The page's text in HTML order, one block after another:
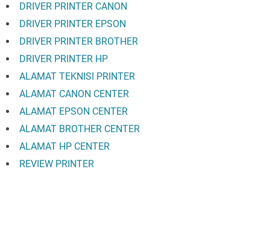
DRIVER PRINTER CANON
DRIVER PRINTER EPSON
DRIVER PRINTER BROTHER
DRIVER PRINTER HP
ALAMAT TEKNISI PRINTER
ALAMAT CANON CENTER
ALAMAT EPSON CENTER
ALAMAT BROTHER CENTER
ALAMAT HP CENTER
REVIEW PRINTER